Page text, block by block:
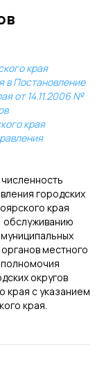
края
в Постановление
от 14.11.2006 №
края
городских
края
обслуживанию
местного
округов
края с указанием
края.